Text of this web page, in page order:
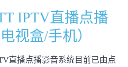
IPTV直播点播
视盒/手机）
直播点播影音系统目前已由点